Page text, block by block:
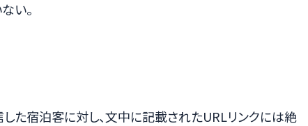
い。
た宿泊客に対し、文中に記載されたURLリンクには絶